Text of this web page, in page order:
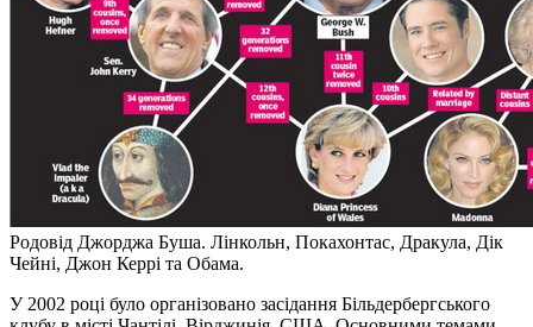
Родовід Джорджа Буша. Лінкольн, Покахонтас, Дракула, Дік
Чейні, Джон Керрі та Обама.
У 2002 році було організовано засідання Більдербергського